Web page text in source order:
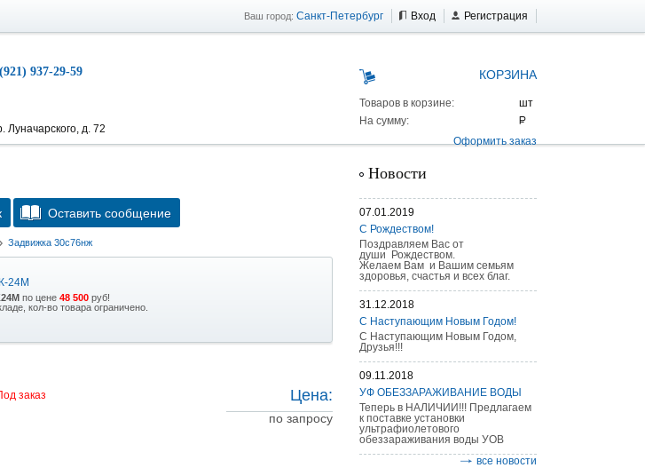
Ваш город: Санкт-Петербург Вход Регистрация
937-29-59
Луначарского, д. 72
КОРЗИНА
Товаров в корзине:
На сумму:
Оформить заказ
Оставить сообщение
Задвижка 30с76нж
24М
по цене 48 500 руб!
кол-во товара ограничено.
(в наличии на складе) тележку гидравлическую AS 25 г/п
otoplenie/calpeda-mxh-203e
заказ Цена:
по запросу
Новости
07.01.2019
С Рождеством!
Поздравляем Вас от
души Рождеством.
Желаем Вам и Вашим семьям
здоровья, счастья и всех благ.
31.12.2018
С Наступающим Новым Годом!
С Наступающим Новым Годом,
Друзья!!!
09.11.2018
УФ ОБЕЗЗАРАЖИВАНИЕ ВОДЫ
Теперь в НАЛИЧИИ!!! Предлагаем
к поставке установки
ультрафиолетового
обеззараживания воды УОВ
все новости